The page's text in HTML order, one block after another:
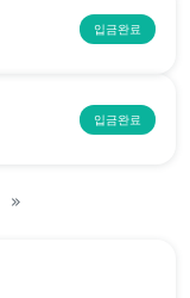
입금완료
입금완료